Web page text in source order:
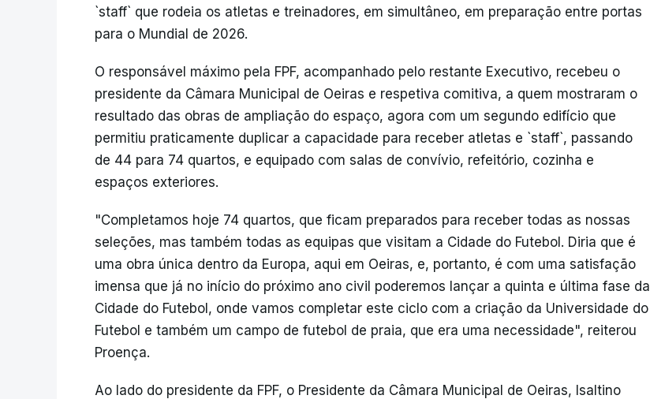
`staff` que rodeia os atletas e treinadores, em simultâneo, em preparação entre portas
para o Mundial de 2026.
O responsável máximo pela FPF, acompanhado pelo restante Executivo, recebeu o
presidente da Câmara Municipal de Oeiras e respetiva comitiva, a quem mostraram o
resultado das obras de ampliação do espaço, agora com um segundo edifício que
permitiu praticamente duplicar a capacidade para receber atletas e `staff`, passando
de 44 para 74 quartos, e equipado com salas de convívio, refeitório, cozinha e
espaços exteriores.
"Completamos hoje 74 quartos, que ficam preparados para receber todas as nossas
seleções, mas também todas as equipas que visitam a Cidade do Futebol. Diria que é
uma obra única dentro da Europa, aqui em Oeiras, e, portanto, é com uma satisfação
imensa que já no início do próximo ano civil poderemos lançar a quinta e última fase da
Cidade do Futebol, onde vamos completar este ciclo com a criação da Universidade do
Futebol e também um campo de futebol de praia, que era uma necessidade", reiterou
Proença.
Ao lado do presidente da FPF, o Presidente da Câmara Municipal de Oeiras, Isaltino